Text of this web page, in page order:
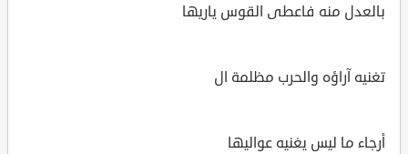
بالعدل منه فاعطى القوس ياريها
تغنيه آراؤه والحرب مظلمة ال
أرجاء ما ليس يغنيه عواليها